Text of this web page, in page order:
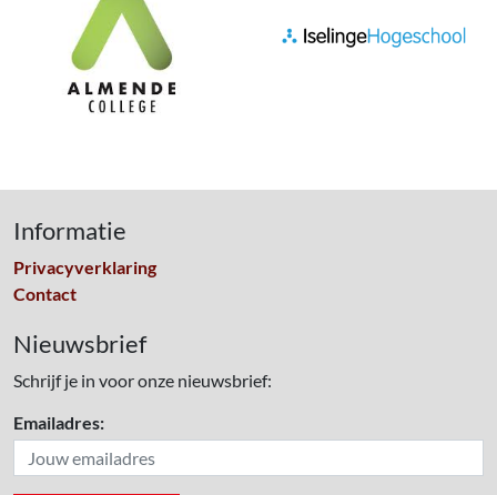
Informatie
Privacyverklaring
Contact
Nieuwsbrief
Schrijf je in voor onze nieuwsbrief:
Emailadres: